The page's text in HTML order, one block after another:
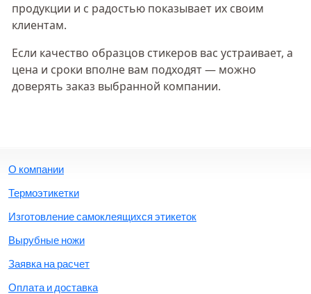
продукции и с радостью показывает их своим
клиентам.
Если качество образцов стикеров вас устраивает, а
цена и сроки вполне вам подходят — можно
доверять заказ выбранной компании.
О компании
Термоэтикетки
Изготовление самоклеящихся этикеток
Вырубные ножи
Заявка на расчет
Оплата и доставка